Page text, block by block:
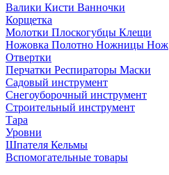
Валики Кисти Ванночки
Корщетка
Молотки Плоскогубцы Клещи
Ножовка Полотно Ножницы Нож
Отвертки
Перчатки Респираторы Маски
Садовый инструмент
Снегоуборочный инструмент
Строительный инструмент
Тара
Уровни
Шпателя Кельмы
Вспомогательные товары